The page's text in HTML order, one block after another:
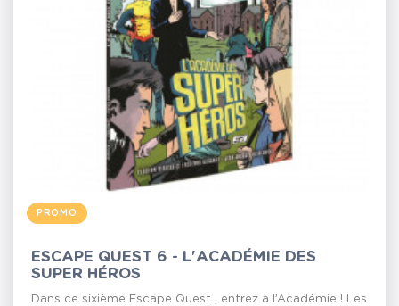
PROMO
ESCAPE QUEST 6 - L'ACADÉMIE DES
SUPER HÉROS
Dans ce sixième Escape Quest , entrez à l’Académie ! Les